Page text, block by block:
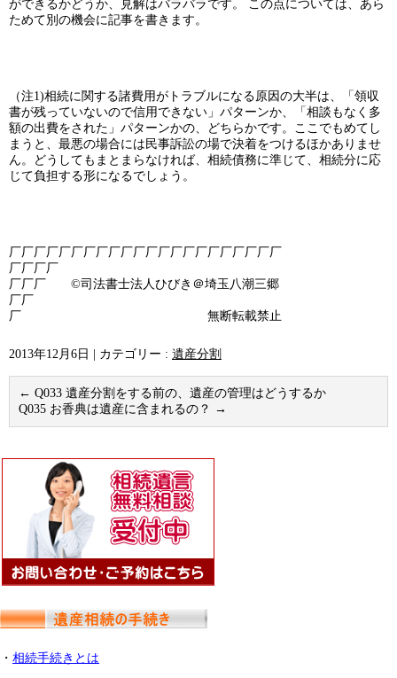
ができるかどうか、見解はバラバラです。 この点については、あら
ためて別の機会に記事を書きます。
（注1)相続に関する諸費用がトラブルになる原因の大半は、「領収
書が残っていないので信用できない」パターンか、「相談もなく多
額の出費をされた」パターンかの、どちらかです。ここでもめてし
まうと、最悪の場合には民事訴訟の場で決着をつけるほかありませ
ん。どうしてもまとまらなければ、相続債務に準じて、相続分に応
じて負担する形になるでしょう。
厂厂厂厂厂厂厂厂厂厂厂厂厂厂厂厂厂厂厂厂厂厂
厂厂厂厂
厂厂厂 ©司法書士法人ひびき＠埼玉八潮三郷
厂厂
厂 無断転載禁止
2013年12月6日 カテゴリー : 遺産分割
← Q033 遺産分割をする前の、遺産の管理はどうするか
Q035 お香典は遺産に含まれるの？ →
・ 相続手続きとは